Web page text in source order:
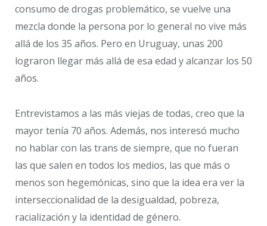
consumo de drogas problemático, se vuelve una
mezcla donde la persona por lo general no vive más
allá de los 35 años. Pero en Uruguay, unas 200
lograron llegar más allá de esa edad y alcanzar los 50
años.
Entrevistamos a las más viejas de todas, creo que la
mayor tenía 70 años. Además, nos interesó mucho
no hablar con las trans de siempre, que no fueran
las que salen en todos los medios, las que más o
menos son hegemónicas, sino que la idea era ver la
interseccionalidad de la desigualdad, pobreza,
racialización y la identidad de género.